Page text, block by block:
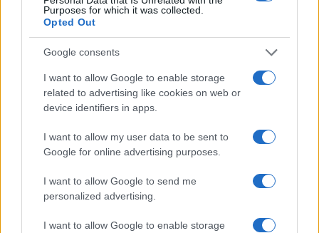
Purposes for which it was collected.
Opted Out
Google consents
I want to allow Google to enable storage
related to advertising like cookies on web or
device identifiers in apps.
I want to allow my user data to be sent to
Google for online advertising purposes.
I want to allow Google to send me
personalized advertising.
I want to allow Google to enable storage
Fourlis: Συμφωνία για την
πώληση συμμετοχής στο
Sofia South Ring Mall έναντι
49,35 εκατ. ευρώ
ΣΚΑΪ: Ολοκληρώθηκε η
Αλαφούζος επιστρέφει στη
θέση του CEO